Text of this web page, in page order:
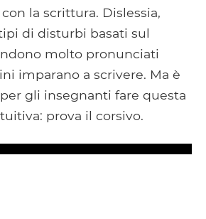
la scrittura. Dislessia,
di disturbi basati sul
molto pronunciati
imparano a scrivere. Ma è
gli insegnanti fare questa
prova il corsivo.